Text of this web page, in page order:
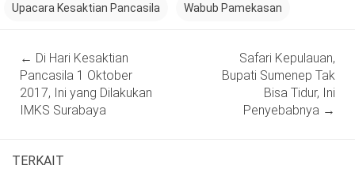
Upacara Kesaktian Pancasila Wabub Pamekasan
navigation
← Di Hari Kesaktian
Pancasila 1 Oktober
2017, Ini yang Dilakukan
IMKS Surabaya
Safari Kepulauan,
Bupati Sumenep Tak
Bisa Tidur, Ini
Penyebabnya →
TERKAIT